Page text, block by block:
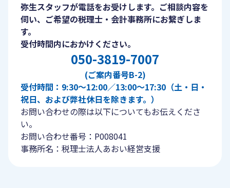
弥生スタッフが電話をお受けします。ご相談内容を
伺い、ご希望の税理士・会計事務所にお繋ぎしま
す。
受付時間内におかけください。
050-3819-7007
(ご案内番号B-2)
受付時間：9:30〜12:00／13:00〜17:30（土・日・
祝日、および弊社休日を除きます。）
お問い合わせの際は以下についてもお伝えくださ
い。
お問い合わせ番号：P008041
事務所名：税理士法人あおい経営支援